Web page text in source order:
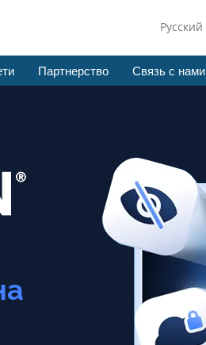
Русский
Партнерство Связь с нами